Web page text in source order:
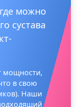
можно
сустава
мощности,
в свою
Наши